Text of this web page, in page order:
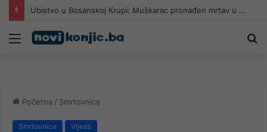
Ubistvo u Bosanskoj Krupi: Muškarac pronađen mrtav u porodičnoj kući
Meni
Početna / Smrtovnice
Smrtovnice Vijesti